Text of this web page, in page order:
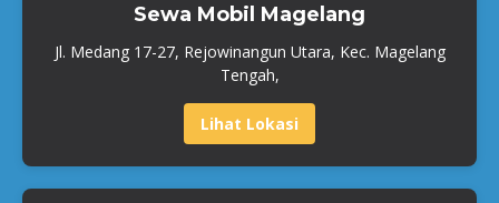
Sewa Mobil Magelang
Jl. Medang 17-27, Rejowinangun Utara, Kec. Magelang
Tengah,
Lihat Lokasi